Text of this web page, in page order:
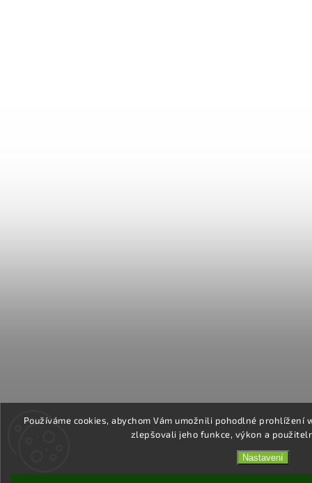
Používáme cookies, abychom Vám umožnili pohodlné
zlepšovali jeho funkce, výkon a
Nastavení